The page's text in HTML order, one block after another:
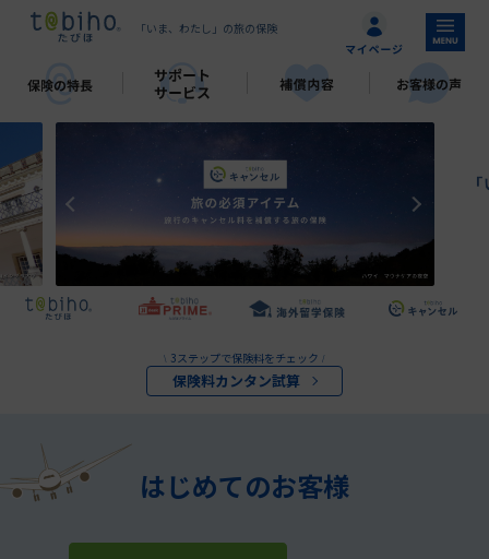
「いま、わたし」の旅の保険
\ 3ステップで保険料をチェック
保険料カンタン試算
はじめてのお客様